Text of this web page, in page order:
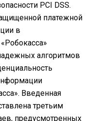
PCI DSS.
платежной
в
алгоритмов
Введенная
третьим
предусмотренных